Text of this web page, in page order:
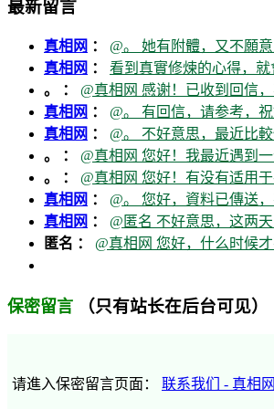
最新留言
真相网 ： @。 她有附體，又不願
真相网 ： 看到真實修煉的心得，
。 ： @真相网 感谢！已收到回信
真相网 ： @。 有回信，请参考，祝
真相网 ： @。 不好意思，最近比
。 ： @真相网 您好！我最近遇到
。 ： @真相网 您好！有没有适用
真相网 ： @。 您好，資料已傳送
真相网 ： @匿名 不好意思，这两
匿名 ： @真相网 您好，什么时候
保密留言 （只有站长在后台可见）
请進入保密留言页面： 联系我们 - 真相网